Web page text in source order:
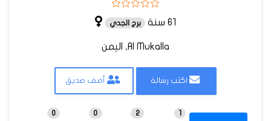
61 سنة برج الجدي
Al Mukalla, اليمن
اكتب رسالة أضف صديق
2
0
0